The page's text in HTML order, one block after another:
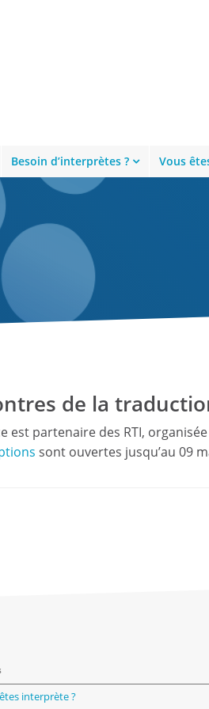
Besoin d’interprètes ? Vous
de la
est partenaire des RTI,
sont ouvertes jusqu’au 09
interprète ?